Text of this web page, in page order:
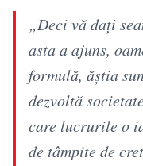
„Deci vă dați
asta a ajuns,
formulă, ăștia
dezvoltă
care lucrurile o
de tâmpite de